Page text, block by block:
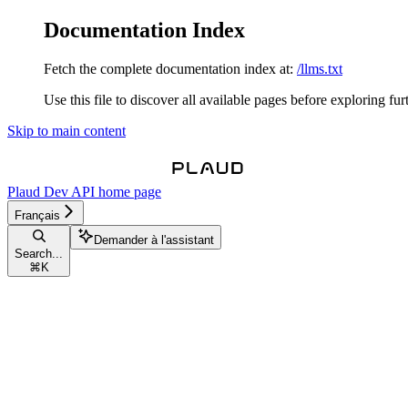
Documentation Index
Fetch the complete documentation index at: /llms.txt
Use this file to discover all available pages before exploring
Skip to main content
Plaud Dev API home page
Français
Search...
⌘ K
Demander à l'assistant